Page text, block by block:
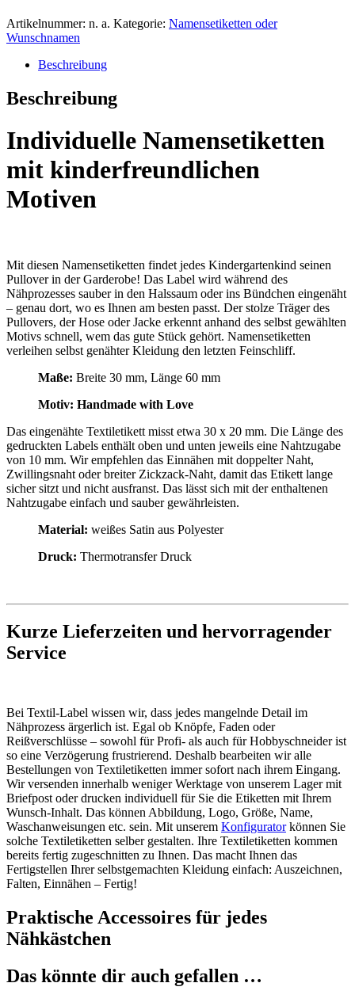
Artikelnummer: n. a. Kategorie: Namensetiketten oder
Wunschnamen
Beschreibung
Beschreibung
Individuelle Namensetiketten
mit kinderfreundlichen
Motiven
Mit diesen Namensetiketten findet jedes Kindergartenkind seinen
Pullover in der Garderobe! Das Label wird während des
Nähprozesses sauber in den Halssaum oder ins Bündchen eingenäht
– genau dort, wo es Ihnen am besten passt. Der stolze Träger des
Pullovers, der Hose oder Jacke erkennt anhand des selbst gewählten
Motivs schnell, wem das gute Stück gehört. Namensetiketten
verleihen selbst genähter Kleidung den letzten Feinschliff.
Maße: Breite 30 mm, Länge 60 mm
Motiv: Handmade with Love
Das eingenähte Textiletikett misst etwa 30 x 20 mm. Die Länge des
gedruckten Labels enthält oben und unten jeweils eine Nahtzugabe
von 10 mm. Wir empfehlen das Einnähen mit doppelter Naht,
Zwillingsnaht oder breiter Zickzack-Naht, damit das Etikett lange
sicher sitzt und nicht ausfranst. Das lässt sich mit der enthaltenen
Nahtzugabe einfach und sauber gewährleisten.
Material: weißes Satin aus Polyester
Druck: Thermotransfer Druck
Kurze Lieferzeiten und hervorragender
Service
Bei Textil-Label wissen wir, dass jedes mangelnde Detail im
Nähprozess ärgerlich ist. Egal ob Knöpfe, Faden oder
Reißverschlüsse – sowohl für Profi- als auch für Hobbyschneider ist
so eine Verzögerung frustrierend. Deshalb bearbeiten wir alle
Bestellungen von Textiletiketten immer sofort nach ihrem Eingang.
Wir versenden innerhalb weniger Werktage von unserem Lager mit
Briefpost oder drucken individuell für Sie die Etiketten mit Ihrem
Wunsch-Inhalt. Das können Abbildung, Logo, Größe, Name,
Waschanweisungen etc. sein. Mit unserem Konfiguratorkönnen Sie
solche Textiletiketten selber gestalten. Ihre Textiletiketten kommen
bereits fertig zugeschnitten zu Ihnen. Das macht Ihnen das
Fertigstellen Ihrer selbstgemachten Kleidung einfach: Auszeichnen,
Falten, Einnähen – Fertig!
Praktische Accessoires für jedes
Nähkästchen
Das könnte dir auch gefallen …